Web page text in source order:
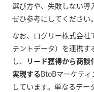
選び方や、失敗しない導
ぜひ参考にしてください。
なお、ログリー株式会
テントデータ）を連携す
し、 リード獲得から商
実現するBtoBマーケテ
しています。単なるデ